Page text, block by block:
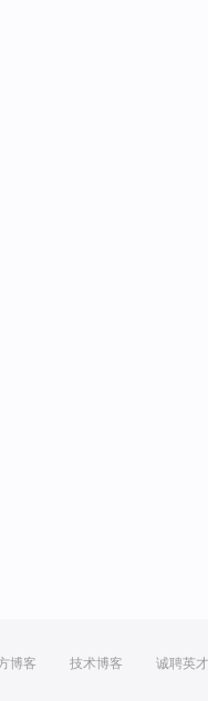
博客 技术博客 诚聘英才